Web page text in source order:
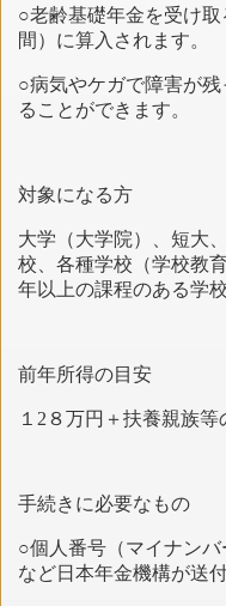
○老齢基礎年金を受け
間）に算入されます。
○病気やケガで障害が
ることができます。
対象になる方
大学（大学院）、短大
校、各種学校（学校教
年以上の課程のある学校
前年所得の目安
１2８万円＋扶養親族
手続きに必要なもの
○個人番号（マイナン
など日本年金機構が送